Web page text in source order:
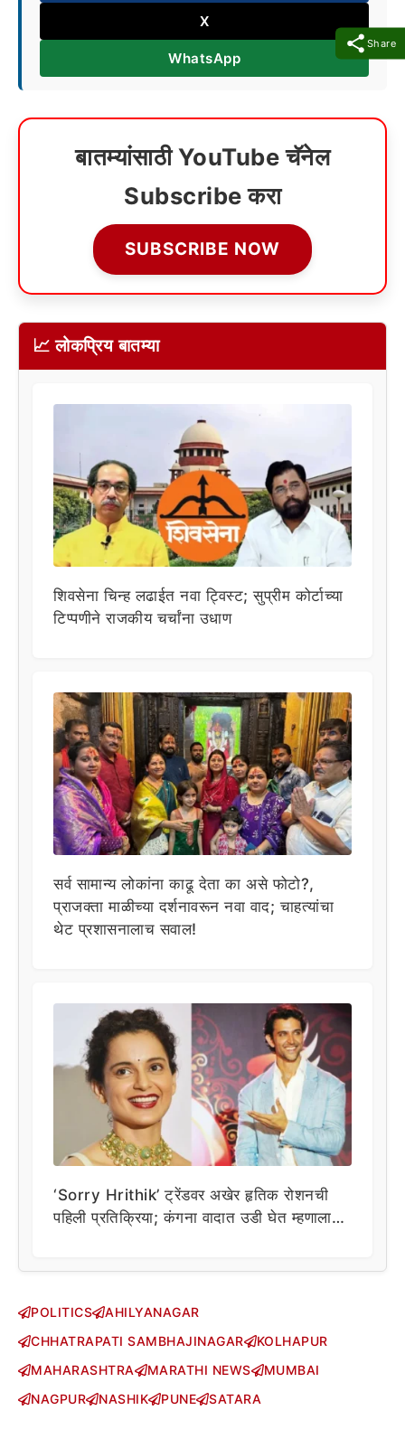
Share
X
WhatsApp
बातम्यांसाठी YouTube चॅनेल
Subscribe करा
SUBSCRIBE NOW
📈 लोकप्रिय बातम्या
शिवसेना चिन्ह लढाईत नवा ट्विस्ट; सुप्रीम कोर्टाच्या
टिप्पणीने राजकीय चर्चांना उधाण
सर्व सामान्य लोकांना काढू देता का असे फोटो?,
प्राजक्ता माळीच्या दर्शनावरून नवा वाद; चाहत्यांचा
थेट प्रशासनालाच सवाल!
‘Sorry Hrithik’ ट्रेंडवर अखेर हृतिक रोशनची
पहिली प्रतिक्रिया; कंगना वादात उडी घेत म्हणाला…
POLITICS
AHILYANAGAR
CHHATRAPATI SAMBHAJINAGAR
KOLHAPUR
MAHARASHTRA
MARATHI NEWS
MUMBAI
NAGPUR
NASHIK PUNE SATARA